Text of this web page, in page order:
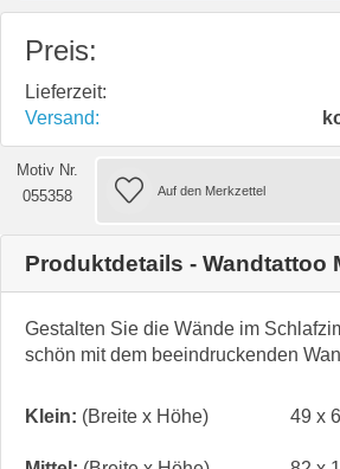
Preis:
Lieferzeit:
Versand:
Motiv Nr.
055358
Produktdetails - Wandtattoo
Gestalten Sie die Wände im
schön mit dem beeindruckenden
Klein: (Breite x Höhe) 49 x